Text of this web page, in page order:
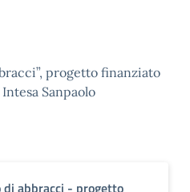
progetto finanziato
Sanpaolo
abbracci - progetto